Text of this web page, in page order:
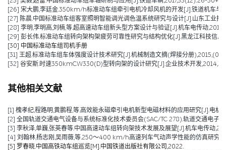
[26] 宋大鹏,李廷金.350km/h标准动车组牵引电机冷却风机的开发[J].铁道机车与
[27] 陈晨.中国标准动车组客室照明智能调光调色温系统研究与设计[J].山东工业技
[28] 李明,李明高,刘楠,等.超高速动车组新头型方案设计与验证[J].机车电传动
[29] 彭长伟.标准动车组转向架构架疲劳可靠性研究与结构优化[J].黑龙江科技信息
[30] 中国标准动车组司机手册
[31] 王超.标准动车组车体强度设计技术研究[J].机械制造文摘(焊接分册
[32] 谷安斯.时速350kmCW330(D)型转向架的设计研究[J].企业技术开发
其他相关文献
[1] 槐孝纪,程路明,黄鹏程,等.高效能永磁牵引电机新型电磁材料的应用研究[J].电
[2] 全国轨道交通电气设备与系统标准化技术委员会(SAC/TC 278).轨道交通电
[3] 李秋泽,单巍,张英春等.中国高速动车组转向架技术发展及展望[J].机车电传动
[4] 刘翰林,杨志刚,吴雨薇,等.250～400 km/h高速列车气动声学性能的仿真研究
[5] 罗春晓.中国高铁动车组巡览[M].中国铁道出版社有限公司,2022.